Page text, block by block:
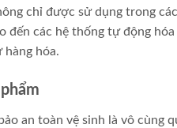
chỉ được sử dụng trong
đến các hệ thống tự động
hàng hóa.
an toàn vệ sinh là vô cùng